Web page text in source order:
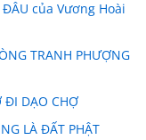
ĐÂU của Vương Hoài
TRANH PHƯỢNG
ĐI DẠO CHỢ
LÀ ĐẤT PHẬT